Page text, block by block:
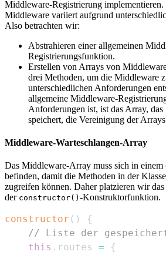
Middleware-Registrierung implementieren.
Middleware variiert aufgrund
Also betrachten wir:
Abstrahieren einer allgemeinen
Registrierungsfunktion.
Erstellen von Arrays von
drei Methoden, um die Middleware
unterschiedlichen Anforderungen
allgemeine Middleware-
Anforderungen ist, ist das Array, das
speichert, die Vereinigung der
Middleware-Warteschlangen-Array
Das Middleware-Array muss sich in
befinden, damit die Methoden in der
zugreifen können. Daher platzieren wir
der constructor() -Konstruktorfunktion.
constructor ( )
{
// Liste der
this . routes =
{